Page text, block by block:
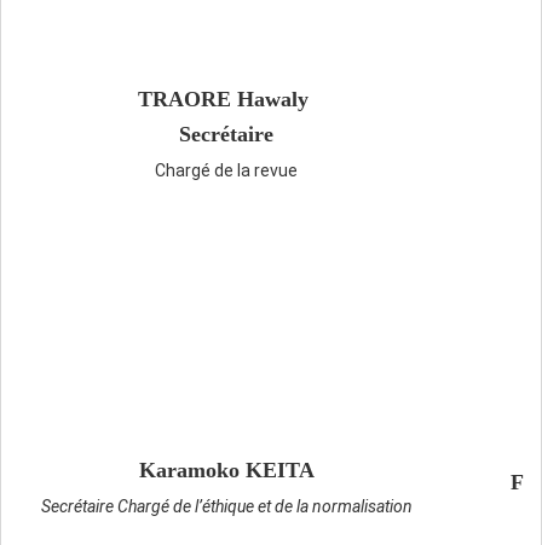
TRAORE Hawaly
Secrétaire
Chargé de la revue
Karamoko KEITA
Secrétaire Chargé de l’éthique et de la normalisation